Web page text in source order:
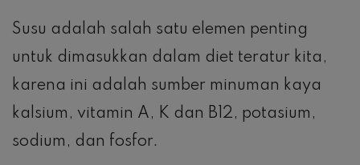
Susu adalah salah satu elemen penting
untuk dimasukkan dalam diet teratur kita,
karena ini adalah sumber minuman kaya
kalsium, vitamin A, K dan B12, potasium,
sodium, dan fosfor.